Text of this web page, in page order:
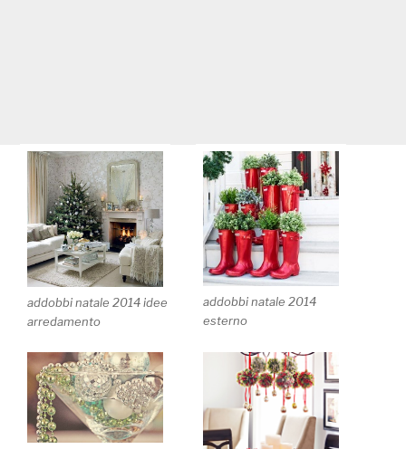
addobbi natale 2014 idee
arredamento
addobbi natale 2014
esterno